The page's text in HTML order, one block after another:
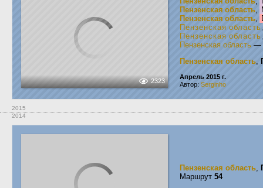
2323
Пензенская область,
Пензенская область,
Пензенская область
Пензенская область
Пензенская область —
Пензенская область,
Апрель 2015 г.
Автор: Serginho
2015
2014
Пензенская область,
Маршрут 54